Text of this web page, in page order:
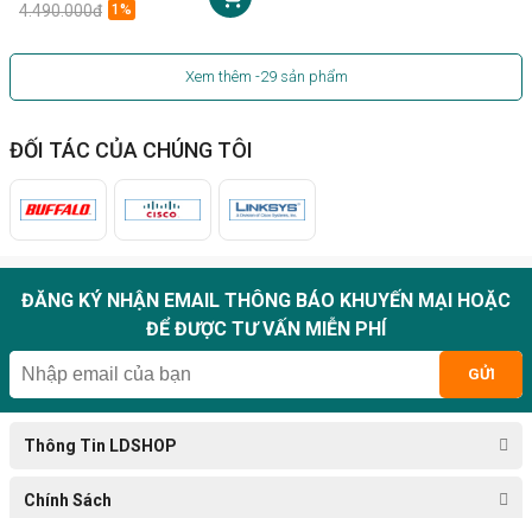
4.490.000đ 1%
Xem thêm -29sản phẩm
ĐỐI TÁC CỦA CHÚNG TÔI
ĐĂNG KÝ NHẬN EMAIL THÔNG BÁO KHUYẾN MẠI HOẶC
ĐỂ ĐƯỢC TƯ VẤN MIỄN PHÍ
GỬI
Thông Tin LDSHOP
Chính Sách